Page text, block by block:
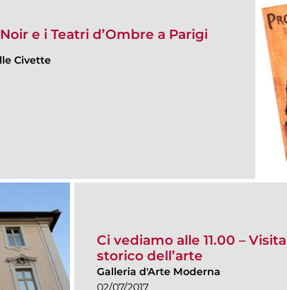
e i Teatri d’Ombre a Parigi
Civette
Ci vediamo alle 11.00 –
storico dell’arte
Galleria d'Arte Moderna
02/07/2017